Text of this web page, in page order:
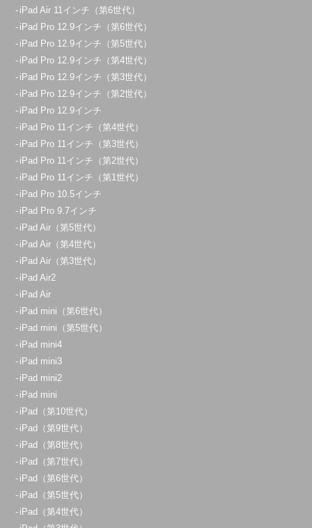
iPad Air 11インチ（第6世代）
iPad Pro 12.9インチ（第6世代）
iPad Pro 12.9インチ（第5世代）
iPad Pro 12.9インチ（第4世代）
iPad Pro 12.9インチ（第3世代）
iPad Pro 12.9インチ（第2世代）
iPad Pro 12.9インチ
iPad Pro 11インチ（第4世代）
iPad Pro 11インチ（第3世代）
iPad Pro 11インチ（第2世代）
iPad Pro 11インチ（第1世代）
iPad Pro 10.5インチ
iPad Pro 9.7インチ
iPad Air（第5世代）
iPad Air（第4世代）
iPad Air（第3世代）
iPad Air2
iPad Air
iPad mini（第6世代）
iPad mini（第5世代）
iPad mini4
iPad mini3
iPad mini2
iPad mini
iPad（第10世代）
iPad（第9世代）
iPad（第8世代）
iPad（第7世代）
iPad（第6世代）
iPad（第5世代）
iPad（第4世代）